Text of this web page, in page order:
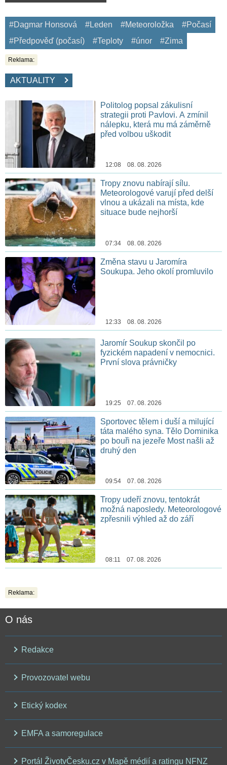
#Dagmar Honsová #Leden #Meteoroložka
#Počasí
#Předpověď (počasí)
#Teploty #únor #Zima
Reklama:
AKTUALITY
Politolog popsal zákulisní
strategii proti Pavlovi. A zmínil
nálepku, která mu má záměrně
před volbou uškodit
12:08 08. 08. 2026
Tropy znovu nabírají sílu.
Meteorologové varují před delší
vlnou a ukázali na místa, kde
situace bude nejhorší
07:34 08. 08. 2026
Změna stavu u Jaromíra
Soukupa. Jeho okolí promluvilo
12:33 08. 08. 2026
Jaromír Soukup skončil po
fyzickém napadení v nemocnici.
První slova právničky
19:25 07. 08. 2026
Sportovec tělem i duší a milující
táta malého syna. Tělo Dominika
po bouři na jezeře Most našli až
druhý den
09:54 07. 08. 2026
Tropy udeří znovu, tentokrát
možná naposledy. Meteorologové
zpřesnili výhled až do září
08:11 07. 08. 2026
Reklama:
O nás
Redakce
Provozovatel webu
Etický kodex
EMFA a samoregulace
Portál ŽivotvČesku.cz v Mapě médií a ratingu NFNZ